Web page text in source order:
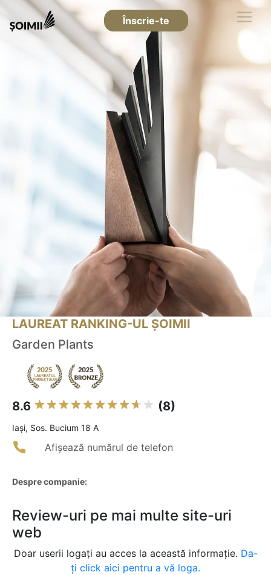
Înscrie-te
LAUREAT RANKING-UL ȘOIMII
Garden Plants
8.6 (8)
Iaşi, Sos. Bucium 18 A
Afișează numărul de telefon
Despre companie:
Review-uri pe mai multe site-uri
web
Doar userii logați au acces la această informație. Da-
ți click aici pentru a vă loga.